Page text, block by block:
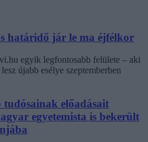
határidő jár le ma éjfélkor
egyik legfontosabb felülete – aki
újabb esélye szeptemberben
tudósainak előadásait
egyetemista is bekerült